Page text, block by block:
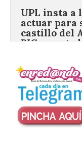
BIC en
7 Ago 2026
contacte
propietarios
inmediatas que